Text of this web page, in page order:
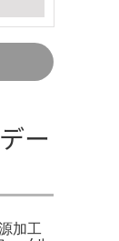
ー
加工